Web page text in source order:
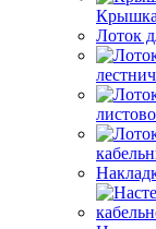
Крышка
Лоток